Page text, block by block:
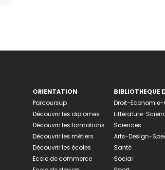
ORIENTATION
Parcoursup
Découvrir les diplômes
Découvrir les formations
Découvrir les métiers
Découvrir les écoles
Ecole de commerce
BIBLIOTHEQUE
Droit-Economie-
Littérature-
Sciences
Arts-Design-
Santé
Social